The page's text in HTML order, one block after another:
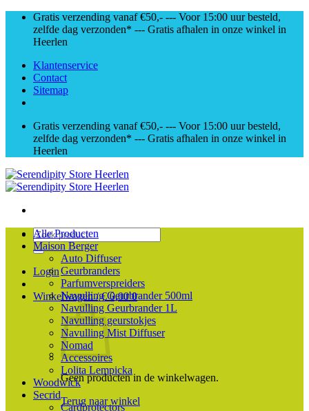
Skip
content
Gratis verzending vanaf €50,- --- Voor 15:00 uur besteld,
zelfde dag verzonden* --- Gratis afhalen in onze winkel in
Heerlen
Klantenservice
Contact
Sitemap
Gratis verzending vanaf €50,- --- Voor 15:00 uur besteld,
zelfde dag verzonden* --- Gratis afhalen in onze winkel in
Heerlen
Zoeken
naar:
Login
Winkelwagen /€0,00 0
Geen producten in de winkelwagen.
Terug naar winkel
Alle Producten
Maison Berger
Auto Diffuser
Geurbranders
Parfumverspreiders
Navulling Geurbrander 500ml
Navulling Geurbrander 1L
Navulling geurstokjes
Navulling Mist Diffuser
Nomad
Accessoires
Lolita Lempicka
Woodwick
Secrid
Cardprotectors